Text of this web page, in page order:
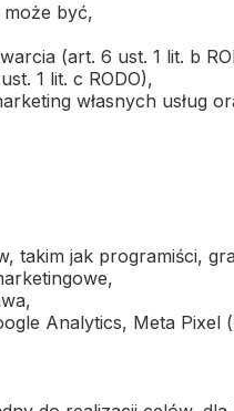
być,
(art. 6 ust. 1 lit. b
1 lit. c RODO),
własnych usług
takim jak programiści,
Analytics, Meta Pixel